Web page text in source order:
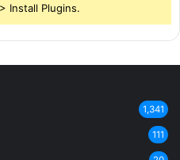
Install Plugins.
1,341
111